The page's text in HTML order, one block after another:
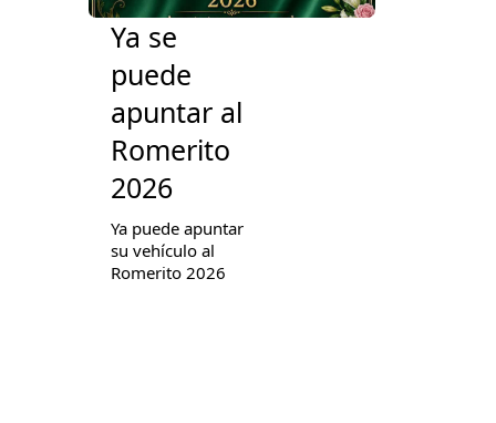
Ya se
puede
apuntar al
Romerito
2026
Ya puede apuntar
su vehículo al
Romerito 2026